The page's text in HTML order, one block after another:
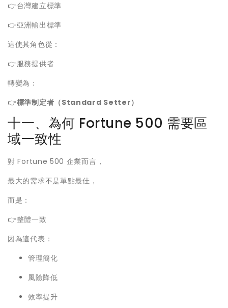
👉台灣建立標準
👉亞洲輸出標準
這使其角色從：
👉服務提供者
轉變為：
👉標準制定者（Standard Setter）
十一、為何 Fortune 500 需要區
域一致性
對 Fortune 500 企業而言，
最大的需求不是單點最佳，
而是：
👉整體一致
因為這代表：
管理簡化
風險降低
效率提升